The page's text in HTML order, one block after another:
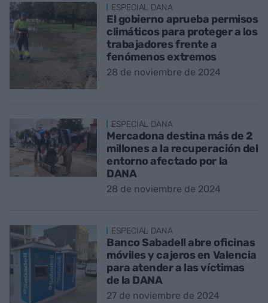
ESPECIAL DANA
El gobierno aprueba permisos
climáticos para proteger a los
trabajadores frente a
fenómenos extremos
28 de noviembre de 2024
ESPECIAL DANA
Mercadona destina más de 2
millones a la recuperación del
entorno afectado por la
DANA
28 de noviembre de 2024
ESPECIAL DANA
Banco Sabadell abre oficinas
móviles y cajeros en Valencia
para atender a las víctimas
de la DANA
27 de noviembre de 2024